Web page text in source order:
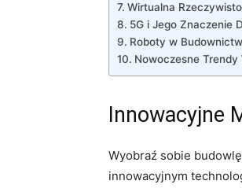
Wirtualna
5G i Jego⁢ Znaczenie
Roboty w
Nowoczesne
Innowacyjne
Wyobraź sobie
innowacyjnym